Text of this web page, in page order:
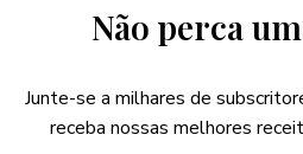
Não perca
Junte-se a milhares de
receba nossas melhores